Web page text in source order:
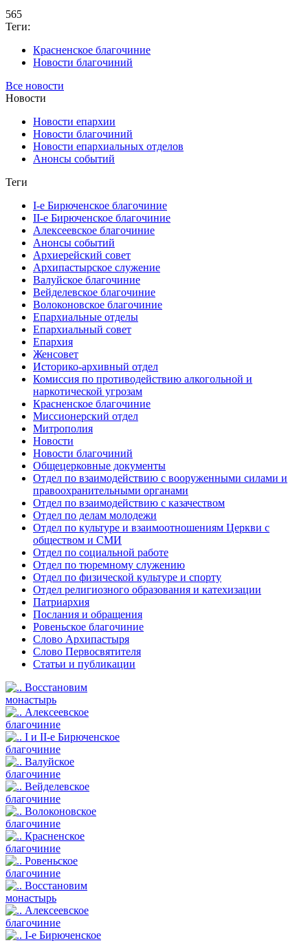
565
Теги:
Красненское благочиние
Новости благочиний
Все новости
Новости
Новости епархии
Новости благочиний
Новости епархиальных отделов
Анонсы событий
Теги
I-е Бирюченское благочиние
II-е Бирюченское благочиние
Алексеевское благочиние
Анонсы событий
Архиерейский совет
Архипастырское служение
Валуйское благочиние
Вейделевское благочиние
Волоконовское благочиние
Епархиальные отделы
Епархиальный совет
Епархия
Женсовет
Историко-архивный отдел
Комиссия по противодействию алкогольной и
наркотической угрозам
Красненское благочиние
Миссионерский отдел
Митрополия
Новости
Новости благочиний
Общецерковные документы
Отдел по взаимодействию с вооруженными силами и
правоохранительными органами
Отдел по взаимодействию с казачеством
Отдел по делам молодежи
Отдел по культуре и взаимоотношениям Церкви с
обществом и СМИ
Отдел по социальной работе
Отдел по тюремному служению
Отдел по физической культуре и спорту
Отдел религиозного образования и катехизации
Патриархия
Послания и обращения
Ровеньское благочиние
Слово Архипастыря
Слово Первосвятителя
Статьи и публикации
Восстановим
монастырь
Алексеевское
благочиние
I и II-е Бирюченское
благочиние
Валуйское
благочиние
Вейделевское
благочиние
Волоконовское
благочиние
Красненское
благочиние
Ровеньское
благочиние
Восстановим
монастырь
Алексеевское
благочиние
I-е Бирюченское